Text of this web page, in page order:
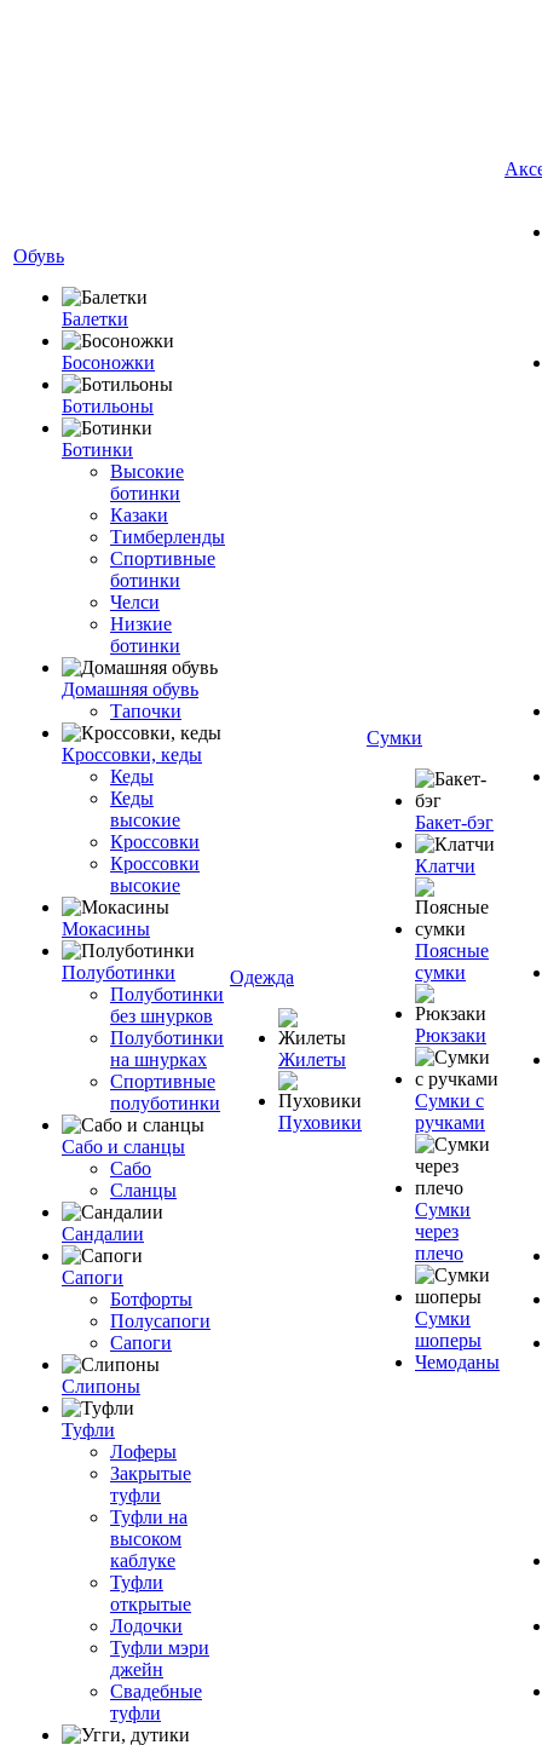
Обувь
Балетки
Босоножки
Ботильоны
Ботинки
Высокие
ботинки
Казаки
Тимберленды
Спортивные
ботинки
Челси
Низкие
ботинки
Домашняя обувь
Тапочки
Кроссовки, кеды
Кеды
Кеды
высокие
Кроссовки
Кроссовки
высокие
Мокасины
Полуботинки
Полуботинки
без шнурков
Полуботинки
на шнурках
Спортивные
полуботинки
Сабо и сланцы
Сабо
Сланцы
Сандалии
Сапоги
Ботфорты
Полусапоги
Сапоги
Слипоны
Туфли
Лоферы
Закрытые
туфли
Туфли на
высоком
каблуке
Туфли
открытые
Лодочки
Туфли мэри
джейн
Свадебные
туфли
Одежда
Жилеты
Пуховики
Сумки
Бакет-бэг
Клатчи
Поясные
сумки
Рюкзаки
Сумки с
ручками
Сумки
через
плечо
Сумки
шоперы
Чемоданы